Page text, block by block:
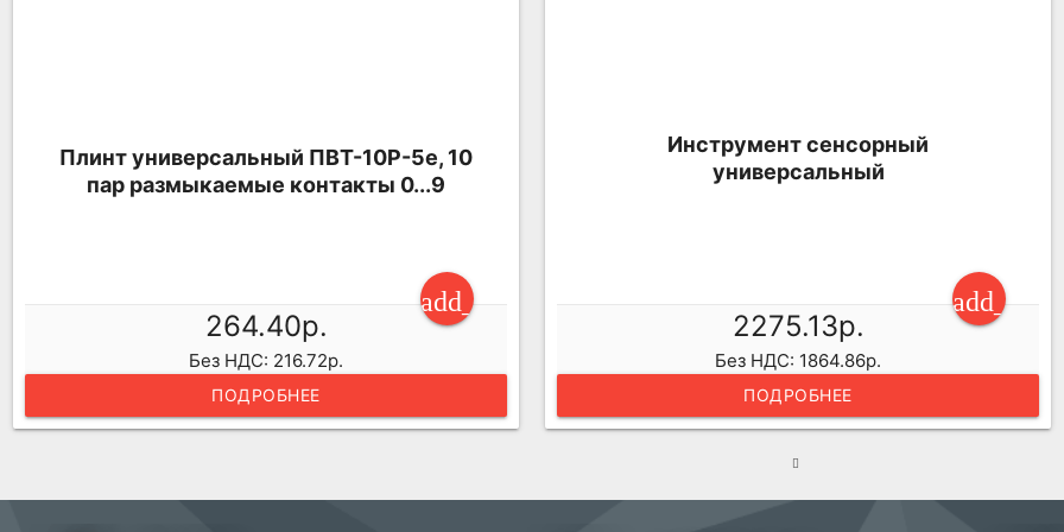
Плинт универсальный ПВТ-10Р-5е, 10
пар размыкаемые контакты 0...9
add_shopping_cart
264.40р.
Без НДС: 216.72р.
ПОДРОБНЕЕ
Инструмент сенсорный
универсальный
2275.13р.
Без НДС: 1864.86р.
ПОДРОБНЕЕ